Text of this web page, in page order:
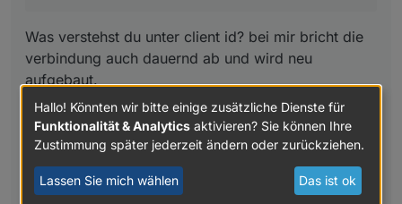
Was verstehst du unter client id? bei mir bricht die
verbindung auch dauernd ab und wird neu
aufgebaut.
ich habe in allen Skripten und im Adapter immer
meine eigenen userID tokens usw genommen.
bei mir wird unter Objekte leider auch kein Eintrag
gesetzt
Hallo! Könnten wir bitte einige zusätzliche Dienste für
Funktionalität & Analytics aktivieren? Sie können Ihre
Zustimmung später jederzeit ändern oder zurückziehen.
Lassen Sie mich wählen Das ist ok